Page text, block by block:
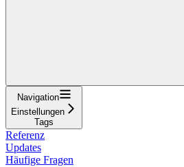
Navigation
Einstellungen
Tags
Referenz
Updates
Häufige Fragen